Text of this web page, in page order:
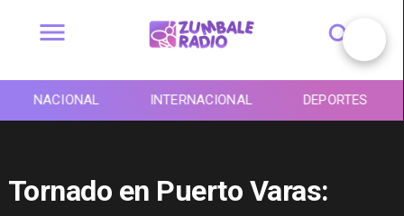
NACIONAL INTERNACIONAL DEPORTES
Tornado en Puerto Varas: